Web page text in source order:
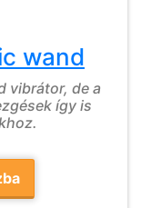
wand
vibrátor, de a
így is